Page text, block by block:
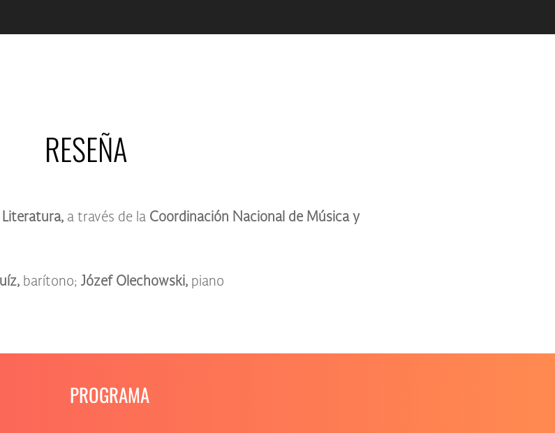
RESEÑA
a través de la Coordinación Nacional de Música y
barítono; Józef Olechowski, piano
PROGRAMA